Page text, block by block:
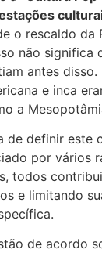
o rescaldo da
não significa
antes
e inca
a
de definir este
por vários
todos
e limitando
de acordo